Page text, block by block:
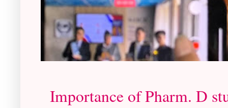
Importance of Pharm. D